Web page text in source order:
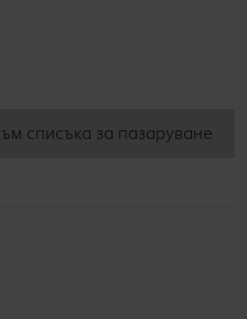
списъка за пазаруване